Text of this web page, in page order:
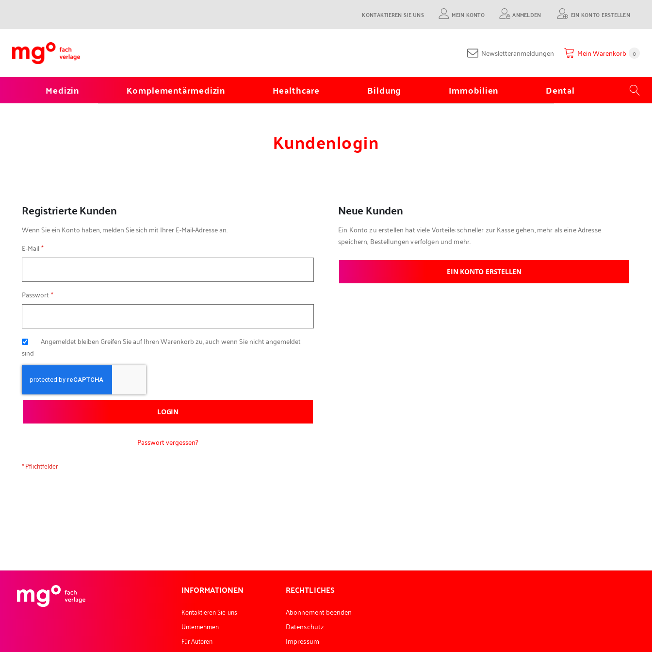
KONTAKTIEREN SIE UNS MEIN KONTO ANMELDEN EIN KONTO ERSTELLEN
Newsletteranmeldungen Mein Warenkorb 0
Medizin Komplementärmedizin Healthcare Bildung Immobilien Dental
Kundenlogin
Registrierte Kunden
Wenn Sie ein Konto haben, melden Sie sich mit Ihrer E-Mail-Adresse an.
E-Mail
Passwort
Angemeldet bleiben Greifen Sie auf Ihren Warenkorb zu, auch wenn Sie nicht angemeldet
sind
LOGIN
Passwort vergessen?
Neue Kunden
Ein Konto zu erstellen hat viele Vorteile: schneller zur Kasse gehen, mehr als eine Adresse
speichern, Bestellungen verfolgen und mehr.
EIN KONTO ERSTELLEN
INFORMATIONEN
Kontaktieren Sie uns
Unternehmen
Für Autoren
RECHTLICHES
Abonnement beenden
Datenschutz
Impressum